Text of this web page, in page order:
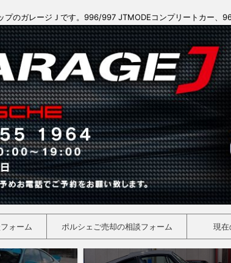
プのガレージＪです。996/997 JTMODEコンプリートカー、
ォーム ポルシェご売却の相談フォーム 現在